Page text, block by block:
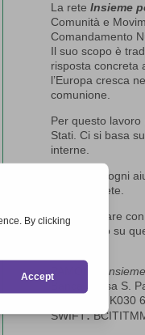
La rete Insieme
Comunità e
Comandamento
Il suo scopo è
risposta concreta
l’Europa cresca
comunione.
Per questo
Stati. Ci si basa
interne.
Grazie per ogni
di questa rete.
Si può donare
predisposto su
PAMOM –
Banca Intesa S.
IBAN: IT90 K030
SWIFT: